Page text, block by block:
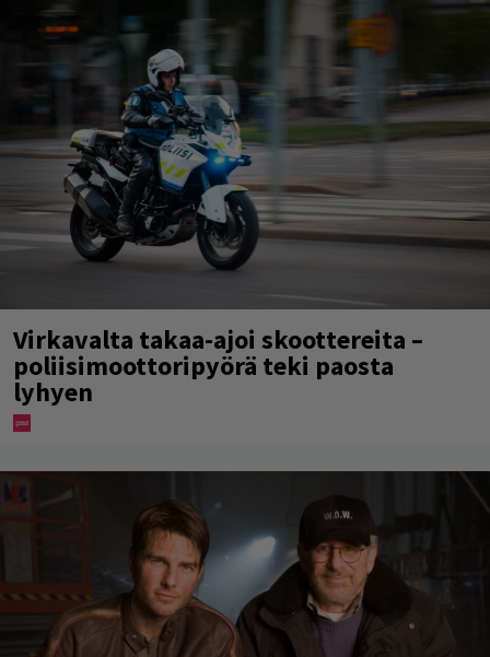
Virkavalta takaa-ajoi skoottereita –
poliisimoottoripyörä teki paosta
lyhyen